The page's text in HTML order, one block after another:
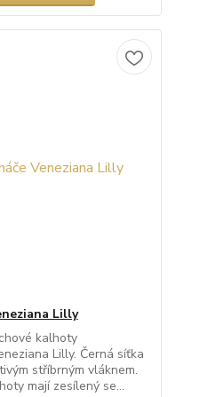
Lilly
kalhoty
Lilly. Černá síťka
stříbrným vláknem.
mají zesílený se...